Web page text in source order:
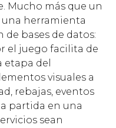
Mucho más que un
herramienta
bases de datos:
el juego facilita de
del
visuales a
rebajas, eventos
partida en una
sean